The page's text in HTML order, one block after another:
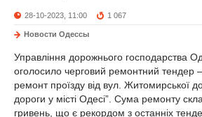
28-10-2023, 11:00 1 067
Новости Одессы
Управління дорожнього господарства
оголосило черговий ремонтний тендер –
ремонт проїзду від вул. Житомирської
дороги у місті Одесі”. Сума ремонту
гривень, що є рекордом з останніх